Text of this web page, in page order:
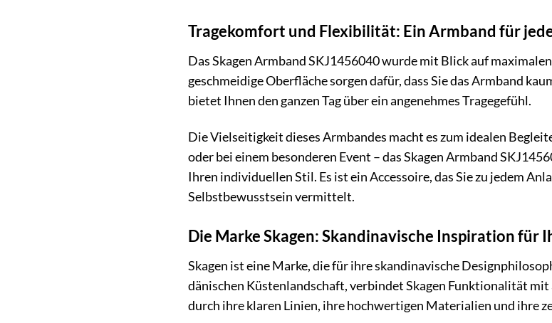
Tragekomfort und Flexibilität: Ein Armband für
Das Skagen Armband SKJ1456040 wurde mit Blick auf
geschmeidige Oberfläche sorgen dafür, dass Sie das Armband
bietet Ihnen den ganzen Tag über ein angenehmes Tragegefühl.
Die Vielseitigkeit dieses Armbandes macht es zum idealen
oder bei einem besonderen Event – das Skagen Armband
Ihren individuellen Stil. Es ist ein Accessoire, das Sie zu jedem
Selbstbewusstsein vermittelt.
Die Marke Skagen: Skandinavische Inspiration für
Skagen ist eine Marke, die für ihre skandinavische
dänischen Küstenlandschaft, verbindet Skagen Funktionalität
durch ihre klaren Linien, ihre hochwertigen Materialien und ihre